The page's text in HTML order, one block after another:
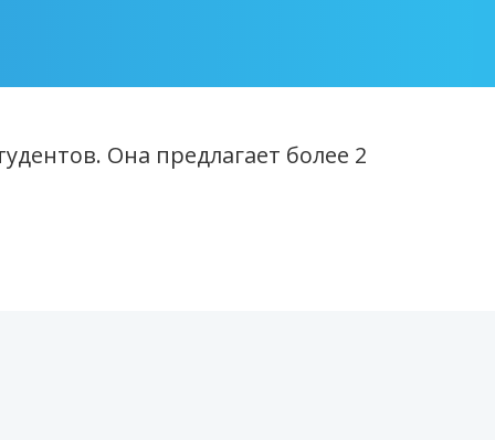
Она предлагает более 2